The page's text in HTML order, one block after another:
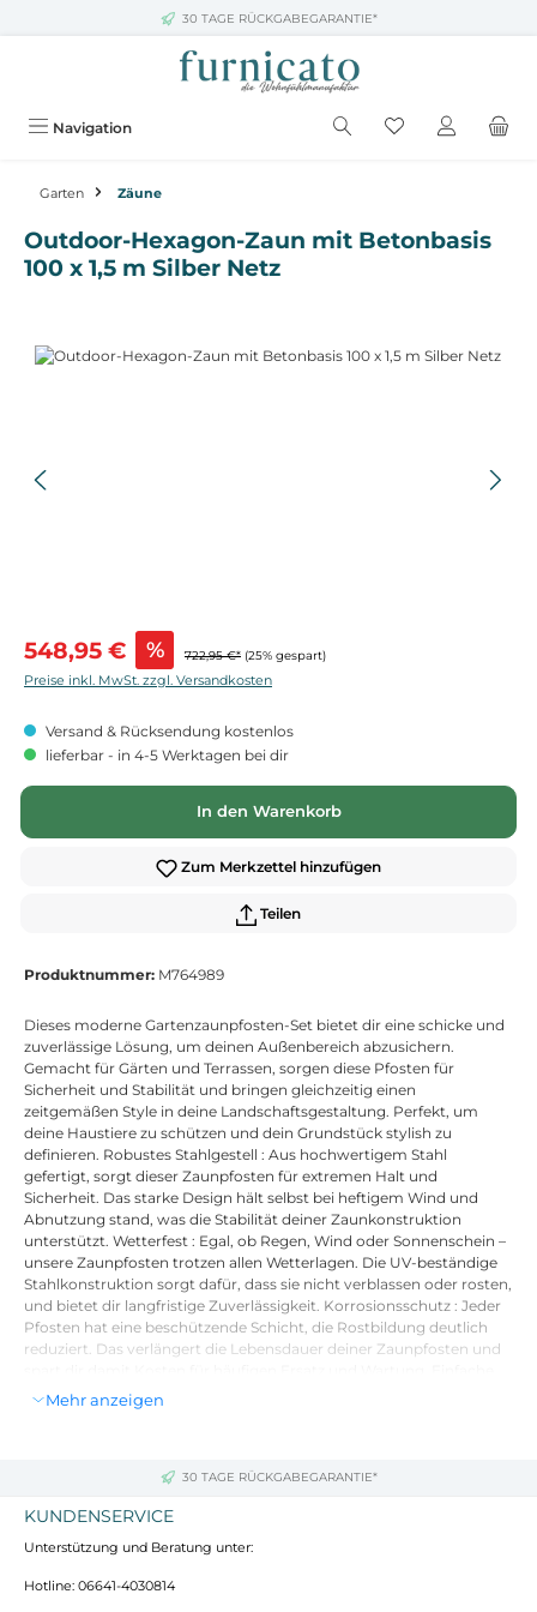
Zum Hauptinhalt springen30 TAGE RÜCKGABEGARANTIE*
Navigation
Garten Zäune
Outdoor-Hexagon-Zaun mit Betonbasis
100 x 1,5 m Silber Netz
Bildergalerie überspringen
Verkaufspreis:
548,95 € % 722,95 €* (25% gespart)
Preise inkl. MwSt. zzgl. Versandkosten
Versand & Rücksendung kostenlos
lieferbar - in 4-5 Werktagen bei dir
In den Warenkorb
Zum Merkzettel hinzufügen
Teilen
Produktnummer: M764989
Dieses moderne Gartenzaunpfosten-Set bietet dir eine schicke und
zuverlässige Lösung, um deinen Außenbereich abzusichern.
Gemacht für Gärten und Terrassen, sorgen diese Pfosten für
Sicherheit und Stabilität und bringen gleichzeitig einen
zeitgemäßen Style in deine Landschaftsgestaltung. Perfekt, um
deine Haustiere zu schützen und dein Grundstück stylish zu
definieren. Robustes Stahlgestell : Aus hochwertigem Stahl
gefertigt, sorgt dieser Zaunpfosten für extremen Halt und
Sicherheit. Das starke Design hält selbst bei heftigem Wind und
Abnutzung stand, was die Stabilität deiner Zaunkonstruktion
unterstützt. Wetterfest : Egal, ob Regen, Wind oder Sonnenschein –
unsere Zaunpfosten trotzen allen Wetterlagen. Die UV-beständige
Stahlkonstruktion sorgt dafür, dass sie nicht verblassen oder rosten,
und bietet dir langfristige Zuverlässigkeit. Korrosionsschutz : Jeder
Pfosten hat eine beschützende Schicht, die Rostbildung deutlich
reduziert. Das verlängert die Lebensdauer deiner Zaunpfosten und
Montage : Auch wenn du die Pfosten montieren musst, machen
das clevere Design und die einfache Handhabung die Einrichtung
des eingezäunten Bereichs zu gewährleisten. Funktionale Ästhetik :
einem modernen Outdoor-Stil. Ideal für alle, die ihren Garten schön
gestalten wollen, ohne dabei auf Sicherheit zu verzichten.
Farbe: Silber
Mehr anzeigen
30 TAGE RÜCKGABEGARANTIE*
KUNDENSERVICE
Unterstützung und Beratung unter:
Hotline: 06641-4030814